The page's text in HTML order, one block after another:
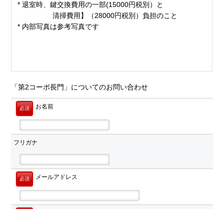
* 退室時、鍵交換費用の一部(15000円税別）と
清掃費用】（28000円税別）負担のこと
* 内部写真は参考写真です
「第2コーポ長門」についてのお問い合わせ
必須 お名前
フリガナ
必須 メールアドレス